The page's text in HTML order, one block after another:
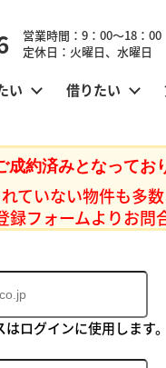
営業時間：9：00～18：00
定休日：火曜日、水曜日
い 借りたい
成約済みとなってお
ていない物件も多数
フォームよりお問
ログインに使用します。